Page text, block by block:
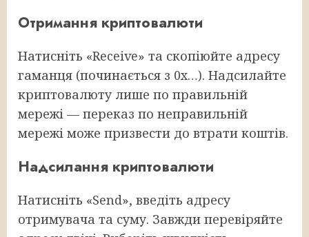
Отримання криптовалюти
Натисніть «Receive» та скопіюйте адресу
гаманця (починається з 0x…). Надсилайте
криптовалюту лише по правильній
мережі — переказ по неправильній
мережі може призвести до втрати коштів.
Надсилання криптовалюти
Натисніть «Send», введіть адресу
отримувача та суму. Завжди перевіряйте